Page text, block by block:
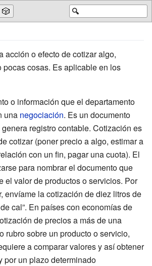
🔍
🎲
acción o efecto de cotizar algo,
pocas cosas. Es aplicable en los
o información que el departamento
una negociación. Es un documento
registro contable. Cotización es
cotizar (poner precio a algo, estimar a
con un fin, pagar una cuota). El
para nombrar el documento que
el valor de productos o servicios. Por
envíame la cotización de diez litros de
cal”. En países con economías de
de precios a más de una
rubro sobre un producto o servicio,
a comparar valores y así obtener
por un plazo determinado